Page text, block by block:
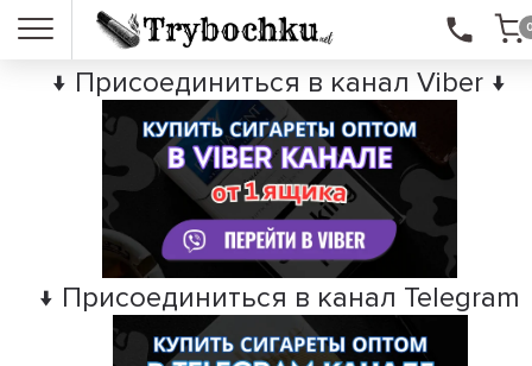
↓ Присоединиться в канал Viber ↓
↓ Присоединиться в канал Telegram